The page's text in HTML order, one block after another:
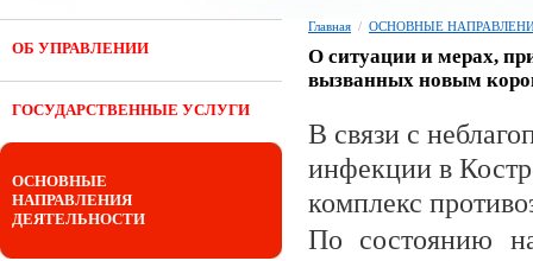
ОБ УПРАВЛЕНИИ
ГОСУДАРСТВЕННЫЕ УСЛУГИ
ОСНОВНЫЕ
НАПРАВЛЕНИЯ
ДЕЯТЕЛЬНОСТИ
Главная / ОСНОВНЫЕ
О ситуации и мерах,
вызванных новым
В связи с
инфекции в
комплекс
По состоянию